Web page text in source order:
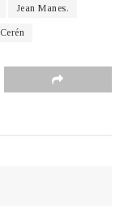
Jean Manes.